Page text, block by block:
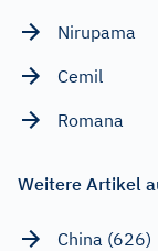
Nirupama
Cemil
Romana
Weitere Artikel
China (626)